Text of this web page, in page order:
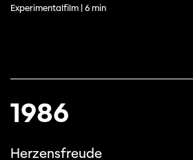
Experimentalfilm | 6 min
1986
Herzensfreude